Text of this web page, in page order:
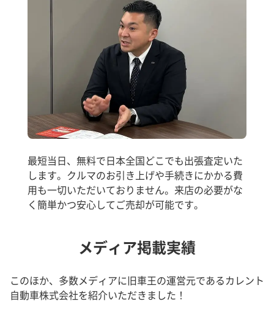
最短当日、無料で日本全国どこでも出張査定いた
します。クルマのお引き上げや手続きにかかる費
用も一切いただいておりません。来店の必要がな
く簡単かつ安心してご売却が可能です。
メディア掲載実績
このほか、多数メディアに旧車王の運営元であるカレント
自動車株式会社を紹介いただきました！